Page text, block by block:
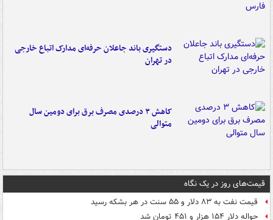
دستگیری باند جاعلان حرفه‌ای مدارک اتباع خارجی
در تهران
کاهش ۳ درصدی مصرف برق برای دومین سال
متوالی
قیمت‌های روز در یک نگاه
قیمت نفت به ۸۳ دلار و ۵۵ سنت در هر بشکه رسید
حواله دلار ۱۵۴ هزار و ۴۵۱ تومان شد